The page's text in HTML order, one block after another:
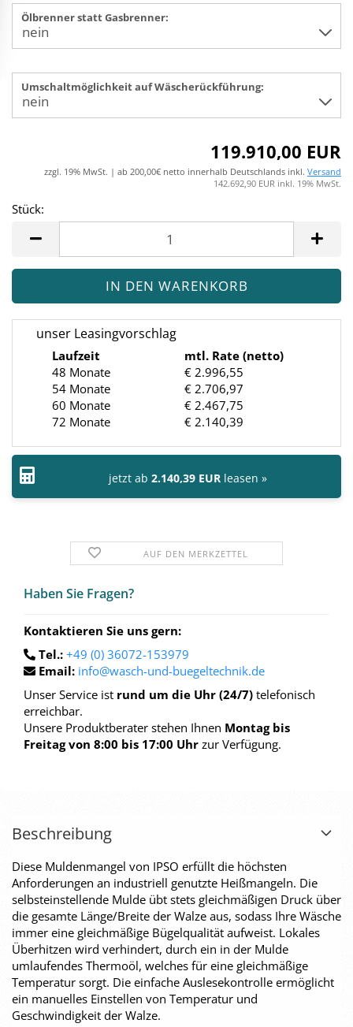
Ölbrenner statt Gasbrenner:
Umschaltmöglichkeit auf Wäscherückführung:
119.910,00 EUR
zzgl. 19% MwSt. | ab 200,00€ netto innerhalb Deutschlands inkl. Versand
142.692,90 EUR inkl. 19% MwSt.
Stück:
unser Leasingvorschlag
Laufzeit
mtl. Rate (netto)
48 Monate
€ 2.996,55
54 Monate
€ 2.706,97
60 Monate
€ 2.467,75
72 Monate
€ 2.140,39
jetzt ab 2.140,39 EUR leasen »
AUF DEN MERKZETTEL
Haben Sie Fra­gen?
Kontaktieren Sie uns gern:
Tel.: +49 (0) 36072-153979
Email: info@wasch-und-buegeltechnik.de
Unser Service ist rund um die Uhr (24/7) telefonisch
erreichbar.
Unsere Produktberater stehen Ihnen Montag bis
Freitag von 8:00 bis 17:00 Uhr zur Verfügung.
Beschreibung
Diese Muldenmangel von IPSO erfüllt die höchsten
Anforderungen an industriell genutzte Heißmangeln. Die
selbsteinstellende Mulde übt stets gleichmäßigen Druck über
die gesamte Länge/Breite der Walze aus, sodass Ihre Wäsche
immer eine gleichmäßige Bügelqualität aufweist. Lokales
Überhitzen wird verhindert, durch ein in der Mulde
umlaufendes Thermoöl, welches für eine gleichmäßige
Temperatur sorgt. Die einfache Auslesekontrolle ermöglicht
ein manuelles Einstellen von Temperatur und
Geschwindigkeit der Walze.